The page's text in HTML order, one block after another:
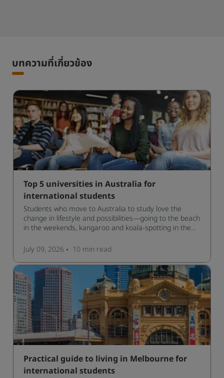
บทความที่เกี่ยวข้อง
Top 5 universities in Australia for
international students
Students who move to Australia to study love the
change in lifestyle and possibilities—going to the beach
in the weekends, kangaroo and koala-spotting in the
manage traffic and a high standard of living.
July 09, 2026 10 min read
Practical guide to living in Melbourne for
international students